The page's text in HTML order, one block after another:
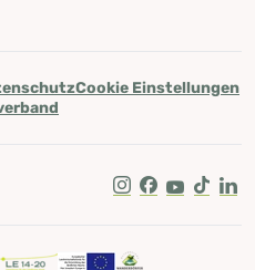
Cookie Einstellungen
Instagram
Facebook
Youtube
Tik Tok